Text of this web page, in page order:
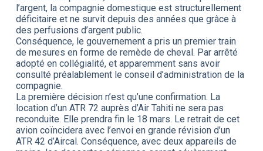
l’argent, la compagnie domestique est structurellement
déficitaire et ne survit depuis des années que grâce à
des perfusions d’argent public.
Conséquence, le gouvernement a pris un premier train
de mesures en forme de remède de cheval. Par arrêté
adopté en collégialité, et apparemment sans avoir
consulté préalablement le conseil d’administration de la
compagnie.
La première décision n’est qu’une confirmation. La
location d’un ATR 72 auprès d’Air Tahiti ne sera pas
reconduite. Elle prendra fin le 18 mars. Le retrait de cet
avion coïncidera avec l’envoi en grande révision d’un
ATR 42 d’Aircal. Conséquence, avec deux appareils de